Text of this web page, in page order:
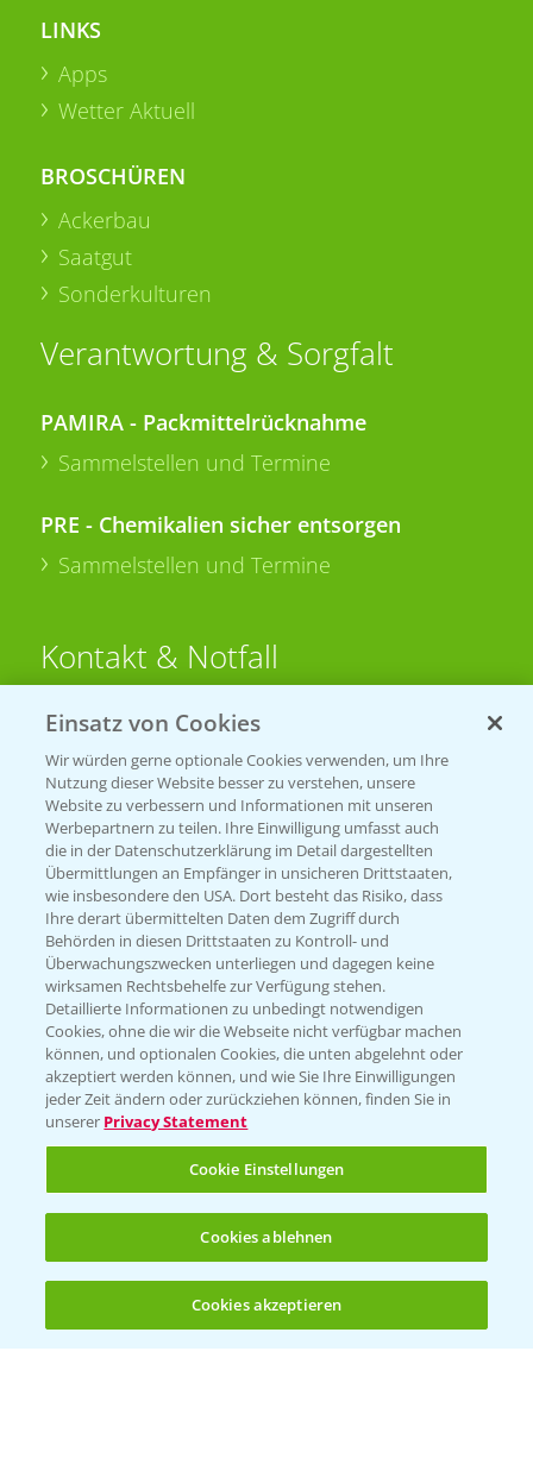
(noch 4)
LINKS
Apps
Wetter Aktuell
BROSCHÜREN
Ackerbau
Saatgut
Sonderkulturen
Verantwortung & Sorgfalt
PAMIRA - Packmittelrücknahme
Sammelstellen und Termine
PRE - Chemikalien sicher entsorgen
Sammelstellen und Termine
Kontakt & Notfall
Beratung auf WhatsApp
T.+49 (0)174 346 564 1
KONTAKT
Hilfe in Notfällen
T.+49 (0)214/30-20220
Folgen Sie uns
Allgemeine Nutzungsbedingungen
Datenschutzerklärung
Einsatz von Cookies
Wir würden gerne optionale Cookies verwenden, um Ihre
Nutzung dieser Website besser zu verstehen, unsere
Website zu verbessern und Informationen mit unseren
Werbepartnern zu teilen. Ihre Einwilligung umfasst auch
die in der Datenschutzerklärung im Detail dargestellten
Übermittlungen an Empfänger in unsicheren Drittstaaten,
wie insbesondere den USA. Dort besteht das Risiko, dass
Ihre derart übermittelten Daten dem Zugriff durch
Behörden in diesen Drittstaaten zu Kontroll- und
Überwachungszwecken unterliegen und dagegen keine
wirksamen Rechtsbehelfe zur Verfügung stehen.
Detaillierte Informationen zu unbedingt notwendigen
Cookies, ohne die wir die Webseite nicht verfügbar machen
können, und optionalen Cookies, die unten abgelehnt oder
akzeptiert werden können, und wie Sie Ihre Einwilligungen
jeder Zeit ändern oder zurückziehen können, finden Sie in
unserer Privacy Statement
Cookie Einstellungen
Cookies ablehnen
Cookies akzeptieren